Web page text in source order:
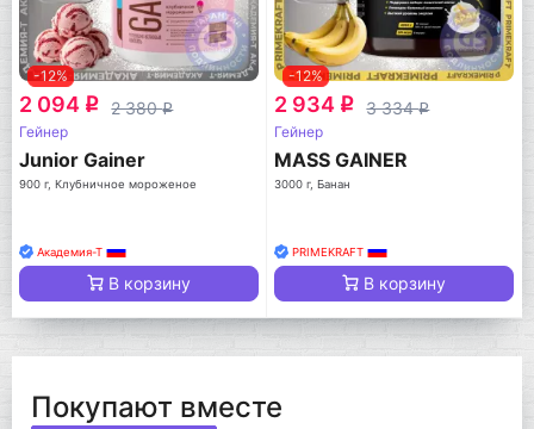
-12%
2 094 q 2 380q
Гейнер
Junior Gainer
900 г, Клубничное мороженое
Академия-Т
В корзину
-12%
2 934 q 3 334q
Гейнер
MASS GAINER
3000 г, Банан
PRIMEKRAFT
В корзину
Покупают вместе